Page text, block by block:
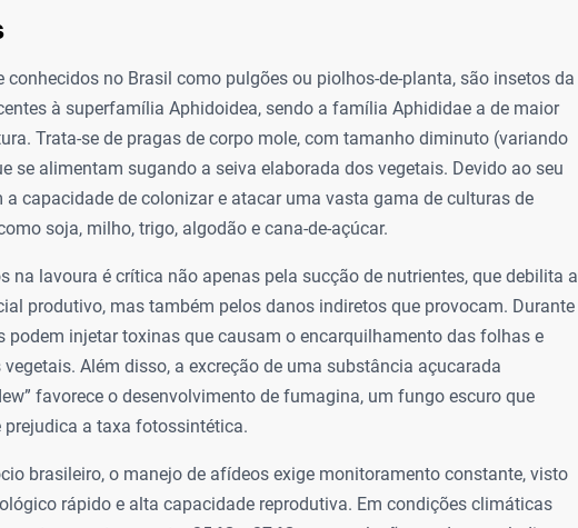
conhecidos no Brasil como pulgões ou piolhos-de-planta, são insetos da
à superfamília Aphidoidea, sendo a família Aphididae a de maior
Trata-se de pragas de corpo mole, com tamanho diminuto (variando
se alimentam sugando a seiva elaborada dos vegetais. Devido ao seu
capacidade de colonizar e atacar uma vasta gama de culturas de
soja, milho, trigo, algodão e cana-de-açúcar.
na lavoura é crítica não apenas pela sucção de nutrientes, que debilita a
produtivo, mas também pelos danos indiretos que provocam. Durante
podem injetar toxinas que causam o encarquilhamento das folhas e
Além disso, a excreção de uma substância açucarada
favorece o desenvolvimento de fumagina, um fungo escuro que
a taxa fotossintética.
brasileiro, o manejo de afídeos exige monitoramento constante, visto
rápido e alta capacidade reprodutiva. Em condições climáticas